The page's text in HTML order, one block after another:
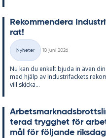
Re­kom­men­de­ra
rat!
Kategorier
Nyheter
10 juni 2026
Nu kan du en­kelt bju­da in även
med hjälp av In­du­stri­fac­kets
vill skic­ka...
te­rad trygg­het för
mål för föl­jan­de